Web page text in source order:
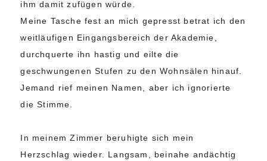
ihm damit zufügen würde.
Meine Tasche fest an mich gepresst betrat ich den
weitläufigen Eingangsbereich der Akademie,
durchquerte ihn hastig und eilte die
geschwungenen Stufen zu den Wohnsälen hinauf.
Jemand rief meinen Namen, aber ich ignorierte
die Stimme.
In meinem Zimmer beruhigte sich mein
Herzschlag wieder. Langsam, beinahe andächtig